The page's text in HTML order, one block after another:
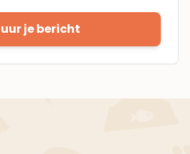
je bericht